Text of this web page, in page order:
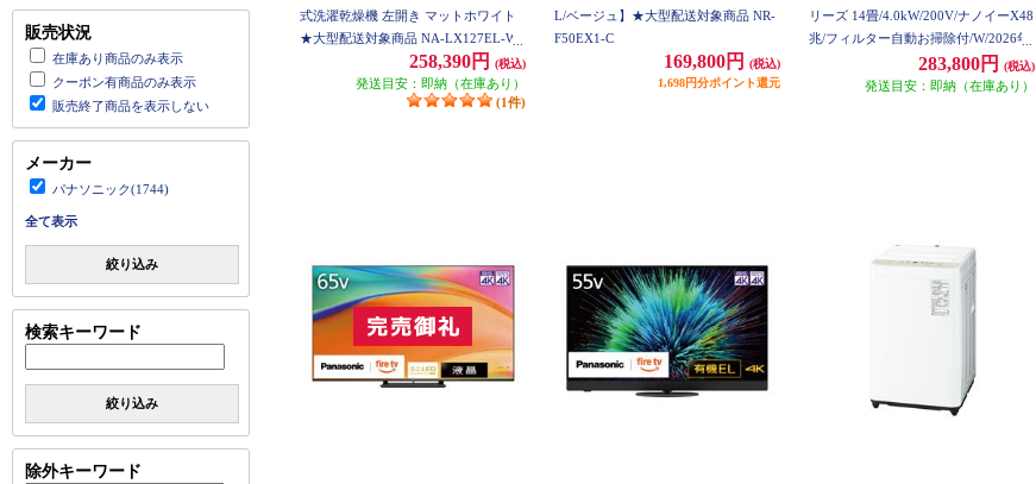
販売状況
在庫あり商品のみ表示
クーポン有商品のみ表示
販売終了商品を表示しない
メーカー
パナソニック(1744)
全て表示
絞り込み
検索キーワード
絞り込み
除外キーワード
式洗濯乾燥機 左開き マットホワイト
★大型配送対象商品 NA-LX127EL-W
258,390円 (税込)
発送目安：即納（在庫あり）
(1件)
L/ベージュ】★大型配送対象商品 NR-
F50EX1-C
169,800円
(税込)
1,698円分ポイント還元
リーズ 14畳/4.0kW/200V/ナノイーX48
兆/フィルター自動お掃除付/W/2026年
度 CS-X406D2-ESET283,800円 (税込)
発送目安：即納（在庫あり）